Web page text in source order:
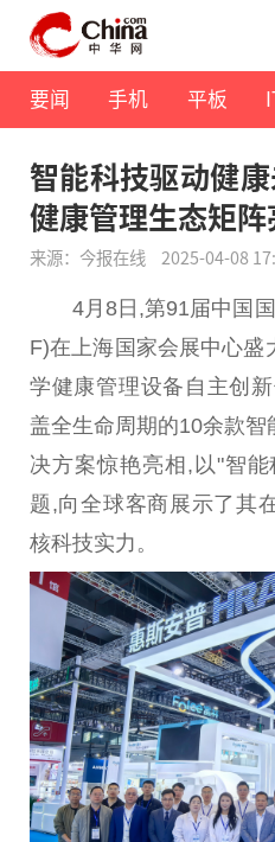
要闻 手机 平板
智能科技驱动健
健康管理生态矩
来源：今报在线 2025-04-08
4月8日,第91届中国
F)在上海国家会展中心盛
学健康管理设备自主创
盖全生命周期的10余款
决方案惊艳亮相,以"智
题,向全球客商展示了其
核科技实力。